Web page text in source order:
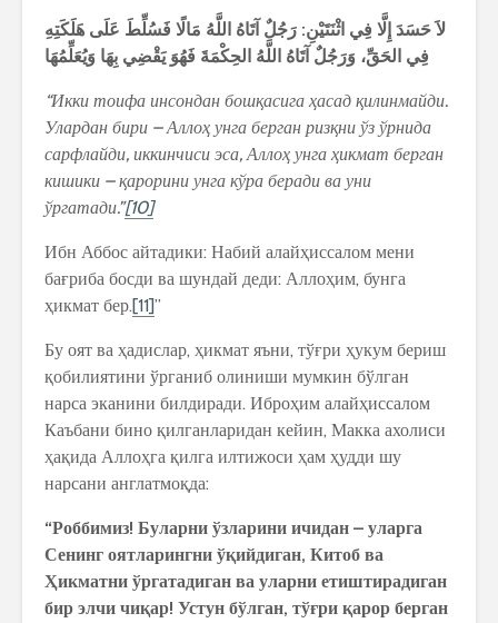
لاَ حَسَدَ إِلَّا فِي اثْنَتَيْنِ: رَجُلٌ آتَاهُ اللَّهُ مَالًا فَسُلِّطَ عَلَى هَلَكَتِهِ
فِي الحَقِّ، وَرَجُلٌ آتَاهُ اللَّهُ الحِكْمَةَ فَهُوَ يَقْضِي بِهَا وَيُعَلِّمُهَا
“Икки тоифа инсондан бошқасига ҳасад қилинмайди.
Улардан бири – Аллоҳ унга берган ризқни ўз ўрнида
сарфлайди, иккинчиси эса, Аллоҳ унга ҳикмат берган
кишики –қарорини унга кўра беради ва уни
ўргатади.”[10]
Ибн Аббос айтадики: Набий алайҳиссалом мени
бағриба босди ва шундай деди: Аллоҳим, бунга
ҳикмат бер.[11]”
Бу оят ва ҳадислар, ҳикмат яъни, тўғри ҳукум бериш
қобилиятини ўрганиб олиниши мумкин бўлган
нарса эканини билдиради. Иброҳим алайҳиссалом
Каъбани бино қилганларидан кейин, Макка ахолиси
ҳақида Аллоҳга қилга илтижоси ҳам ҳудди шу
нарсани англатмоқда:
“Роббимиз! Буларни ўзларини ичидан – уларга
Сенинг оятларингни ўқийдиган, Китоб ва
Ҳикматни ўргатадиган ва уларни етиштирадиган
бир элчи чиқар! Устун бўлган, тўғри қарор берган